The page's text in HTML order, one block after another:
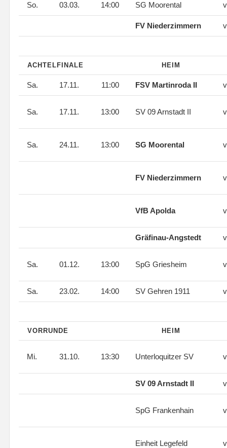
So. 03.03. 14:00 SG Moorental
FV Niederzimmern
ACHTELFINALE HEIM
Sa. 17.11. 11:00 FSV Martinroda II
Sa. 17.11. 13:00 SV 09 Arnstadt II
Sa. 24.11. 13:00 SG Moorental
FV Niederzimmern
VfB Apolda
Gräfinau-Angstedt
Sa. 01.12. 13:00 SpG Griesheim
Sa. 23.02. 14:00 SV Gehren 1911
VORRUNDE HEIM
Mi. 31.10. 13:30 Unterloquitzer SV
SV 09 Arnstadt II
SpG Frankenhain
Einheit Legefeld